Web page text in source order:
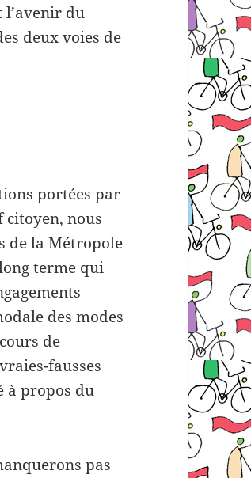
du
deux voies de
portées par
citoyen, nous
de la Métropole
terme qui
des modes
de
fausses
à propos du
pas